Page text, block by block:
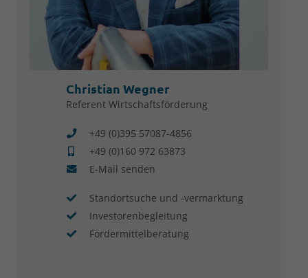
Christian Wegner
Referent Wirtschaftsförderung
+49 (0)395 57087-4856
+49 (0)160 972 63873
E-Mail senden
Standortsuche und -vermarktung
Investorenbegleitung
Fördermittelberatung